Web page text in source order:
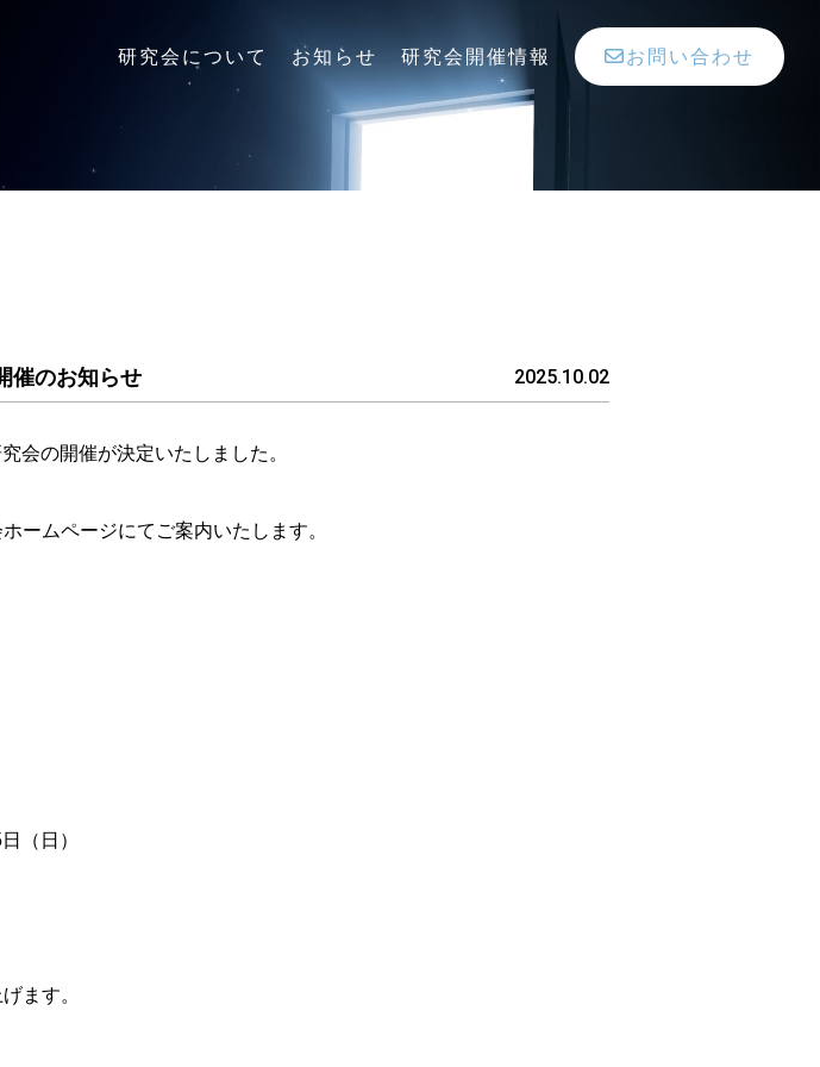
研究会について お知らせ 研究会開催情報 お問い合わせ
催のお知らせ 2025.10.02
会の開催が決定いたしました。
ームページにてご案内いたします。
（日）
ます。